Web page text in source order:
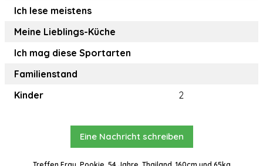
Ich lese meistens
Meine Lieblings-Küche
Ich mag diese Sportarten
Familienstand
Kinder
2
Eine Nachricht schreiben